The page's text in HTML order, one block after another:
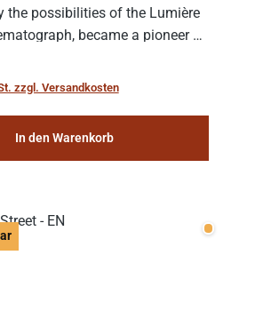
the possibilities of the Lumière
became a pioneer of
he filmed his most famous
dans la Lune” (“A Trip to...
zzgl. Versandkosten
In den Warenkorb
Wenige